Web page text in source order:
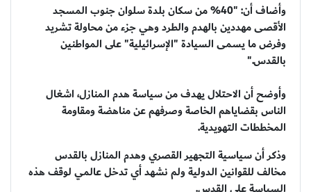
وأضاف أن: "40% من سكان بلدة سلوان جنوب المسجد
الأقصى مهددين بالهدم والطرد وهي جزء من محاولة تشريد
وفرض ما يسمى السيادة "الإسرائيلية" على المواطنين
بالقدس."
وأوضح أن الاحتلال يهدف من سياسة هدم المنازل، اشغال
الناس بقضاياهم الخاصة وصرفهم عن مناهضة ومقاومة
المخططات التهويدية.
وذكر أن سياسية التجهير القصري وهدم المنازل بالقدس
مخالف للقوانين الدولية ولم نشهد أي تدخل عالمي لوقف هذه